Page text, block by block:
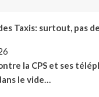
Taxis: surtout, pas
la CPS et ses
le vide…